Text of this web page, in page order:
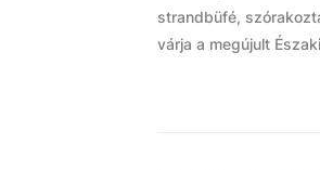
strandbüfé,
várja a megújult